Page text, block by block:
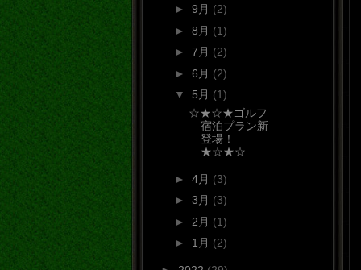
► 9月 (2)
► 8月 (1)
► 7月 (2)
► 6月 (2)
▼ 5月 (1)
☆★☆★ゴルフ
宿泊プラン新
登場！
★☆★☆
► 4月 (3)
► 3月 (3)
► 2月 (1)
► 1月 (2)